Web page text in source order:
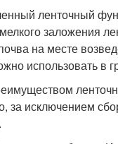
ленточный
заложения
на месте
использовать в
за исключением